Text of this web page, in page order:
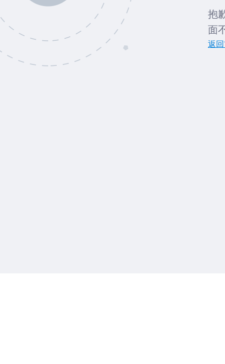
抱
面
返